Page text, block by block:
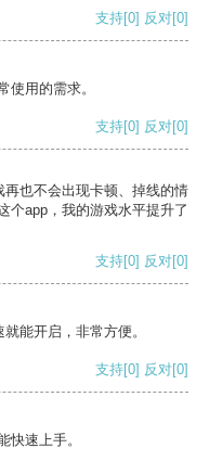
支持[0] 反对[0]
使用的需求。
支持[0] 反对[0]
也不会出现卡顿、掉线的情
个app，我的游戏水平提升了
支持[0] 反对[0]
能开启，非常方便。
支持[0] 反对[0]
快速上手。